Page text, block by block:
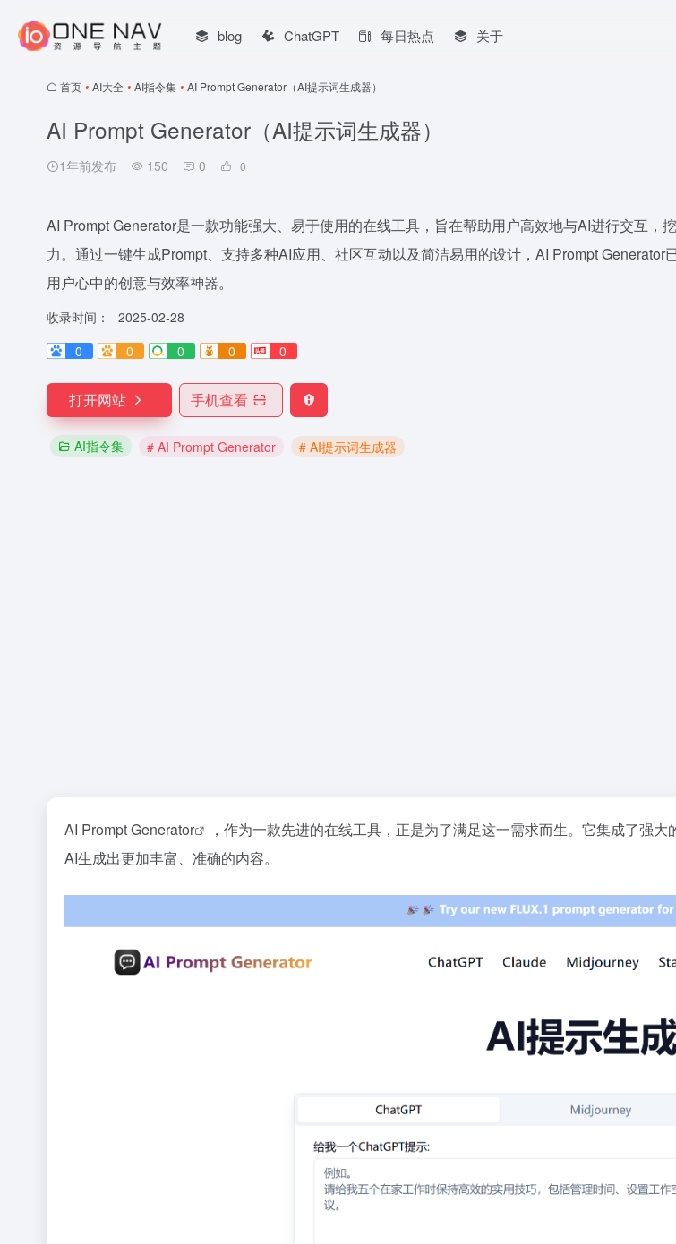
blog ChatGPT 每日热点 关于
首页 • AI大全 • AI指令集 • AI Prompt Generator（AI提示词生成器）
AI Prompt Generator（AI提示词生成器）
1年前发布 150 0 0
AI Prompt Generator是一款功能强大、易于使用的在线工具，旨在帮助用户高效地与AI进行交互，
力。通过一键生成Prompt、支持多种AI应用、社区互动以及简洁易用的设计，AI Prompt Generator
用户心中的创意与效率神器。
收录时间：
2025-02-28
0
0 0 0 0
打开网站 手机查看
AI指令集 # AI Prompt Generator # AI提示词生成器
AI Prompt Generator
，作为一款先进的在线工具，正是为了满足这一需求而生。它集成了强
AI生成出更加丰富、准确的内容。